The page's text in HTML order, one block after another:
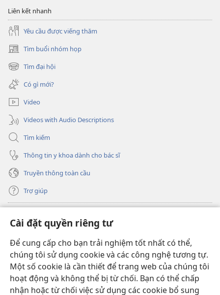
Cài đặt quyền riêng tư
Để cung cấp cho bạn trải nghiệm tốt nhất có thể,
chúng tôi sử dụng cookie và các công nghệ tương tự.
Một số cookie là cần thiết để trang web của chúng tôi
hoạt động và không thể bị từ chối. Bạn có thể chấp
nhận hoặc từ chối việc sử dụng các cookie bổ sung
Liên kết nhanh
Yêu cầu được viếng thăm
Tìm buổi nhóm họp
(mở
cửa
sổ
mới)
Tìm đại hội
(mở
cửa
sổ
mới)
Có gì mới?
Video
Videos with Audio Descriptions
Tìm kiếm
Thông tin y khoa dành cho bác sĩ
Truyền thông toàn cầu
Trợ giúp
(mở
cửa
sổ
mới)
THƯ VIỆN TRỰC TUYẾN Tháp Canh
(mở
cửa
sổ
mới)
JW Hub ®
(mở
cửa
sổ
JW Library